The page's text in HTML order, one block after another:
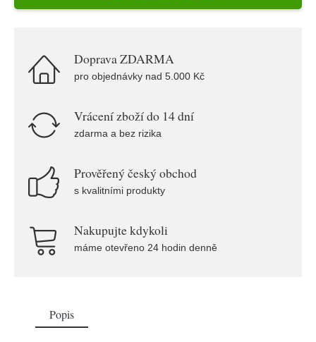
Doprava ZDARMA
pro objednávky nad 5.000 Kč
Vrácení zboží do 14 dní
zdarma a bez rizika
Prověřený český obchod
s kvalitními produkty
Nakupujte kdykoli
máme otevřeno 24 hodin denně
Popis